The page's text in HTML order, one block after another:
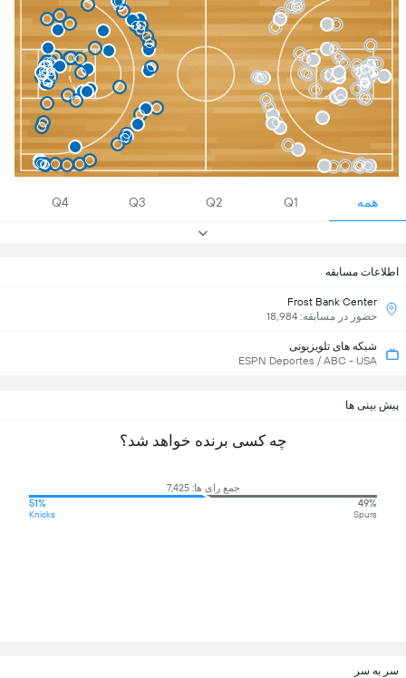
همه Q1
Q2
Q3
Q4
اطلاعات مسابقه
Frost Bank Center
حضور در مسابقه: 18,984
شبکه های تلویزیونی
ESPN Deportes / ABC - USA
پیش بینی ها
چه کسی برنده خواهد شد؟
جمع رای ها: 7,425
49%
Spurs
51%
Knicks
سر به سر